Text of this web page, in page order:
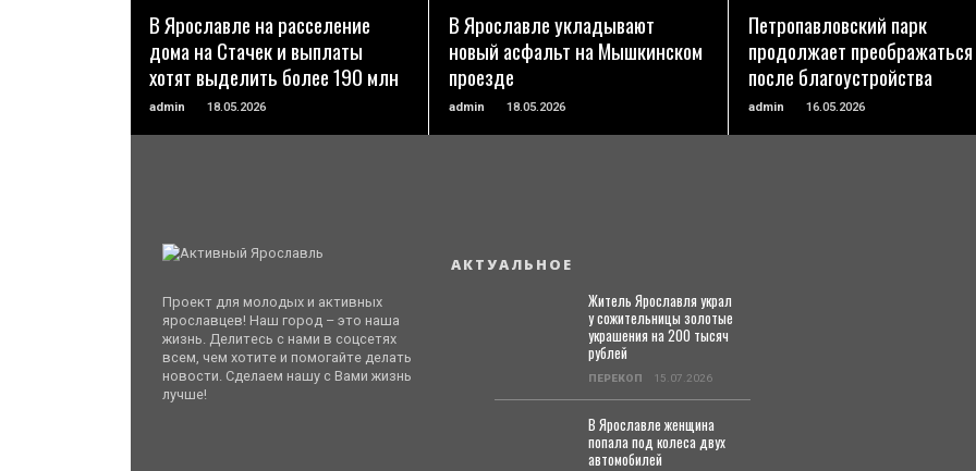
В Ярославле на расселение
дома на Стачек и выплаты
хотят выделить более 190 млн
admin 18.05.2026
В Ярославле укладывают
новый асфальт на Мышкинском
проезде
admin 18.05.2026
Петропавловский парк
продолжает преображаться
после благоустройства
admin 16.05.2026
Проект для молодых и активных
ярославцев! Наш город – это наша
жизнь. Делитесь с нами в соцсетях
всем, чем хотите и помогайте делать
новости. Сделаем нашу с Вами жизнь
лучше!
АКТУАЛЬНОЕ
Житель Ярославля украл
у сожительницы золотые
украшения на 200 тысяч
рублей
ПЕРЕКОП 15.07.2026
В Ярославле женщина
попала под колеса двух
автомобилей